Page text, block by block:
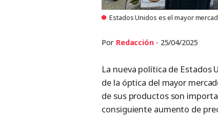
Estados Unidos es el mayor
Por Redacción- 25/04/2025
La nueva política de Estados
de la óptica del mayor
de sus productos son
consiguiente aumento de